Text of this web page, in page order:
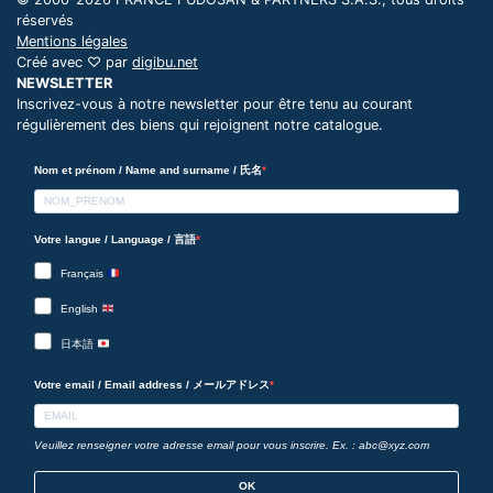
réservés
Mentions légales
Créé avec ♡ par digibu.net
NEWSLETTER
Inscrivez-vous à notre newsletter pour être tenu au courant
régulièrement des biens qui rejoignent notre catalogue.
Nom et prénom / Name and surname / 氏名
Votre langue / Language / 言語
Français
English
日本語
Votre email / Email address / メールアドレス
Veuillez renseigner votre adresse email pour vous inscrire. Ex. : abc@xyz.com
OK